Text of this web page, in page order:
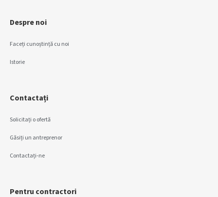
Despre noi
Faceți cunoștință cu noi
Istorie
Contactați
Solicitați o ofertă
Găsiți un antreprenor
Contactați-ne
Pentru contractori